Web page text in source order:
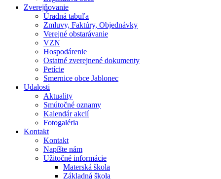
Zverejňovanie
Úradná tabuľa
Zmluvy, Faktúry, Objednávky
Verejné obstarávanie
VZN
Hospodárenie
Ostatné zverejnené dokumenty
Petície
Smernice obce Jablonec
Udalosti
Aktuality
Smútočné oznamy
Kalendár akcií
Fotogaléria
Kontakt
Kontakt
Napíšte nám
Užitočné informácie
Materská škola
Základná škola